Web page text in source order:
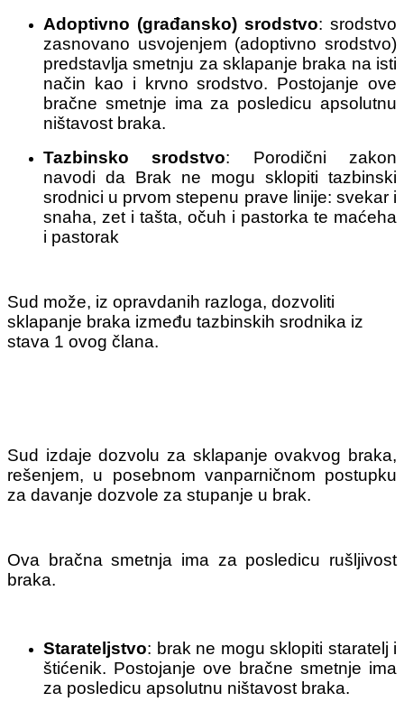
Adoptivno (građansko) srodstvo: srodstvo
zasnovano usvojenjem (adoptivno srodstvo)
predstavlja smetnju za sklapanje braka na isti
način kao i krvno srodstvo. Postojanje ove
bračne smetnje ima za posledicu apsolutnu
ništavost braka.
Tazbinsko srodstvo: Porodični zakon
navodi da Brak ne mogu sklopiti tazbinski
srodnici u prvom stepenu prave linije: svekar i
snaha, zet i tašta, očuh i pastorka te maćeha
i pastorak
Sud može, iz opravdanih razloga, dozvoliti
sklapanje braka između tazbinskih srodnika iz
stava 1 ovog člana.
Sud izdaje dozvolu za sklapanje ovakvog braka,
rešenjem, u posebnom vanparničnom postupku
za davanje dozvole za stupanje u brak.
Ova bračna smetnja ima za posledicu rušljivost
braka.​
Starateljstvo: brak ne mogu sklopiti staratelj i
štićenik. Postojanje ove bračne smetnje ima
za posledicu apsolutnu ništavost braka.